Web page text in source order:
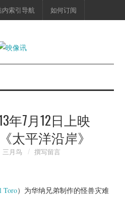
内索引导航 如何订阅
年7月12日上映
太平洋沿岸》
三月鸟 撰写留言
Toro）为华纳兄弟制作的怪兽灾难